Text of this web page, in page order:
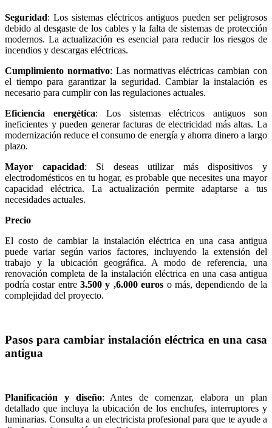
Seguridad: Los sistemas eléctricos antiguos pueden ser peligrosos
debido al desgaste de los cables y la falta de sistemas de protección
modernos. La actualización es esencial para reducir los riesgos de
incendios y descargas eléctricas.
Cumplimiento normativo: Las normativas eléctricas cambian con
el tiempo para garantizar la seguridad. Cambiar la instalación es
necesario para cumplir con las regulaciones actuales.
Eficiencia energética: Los sistemas eléctricos antiguos son
ineficientes y pueden generar facturas de electricidad más altas. La
modernización reduce el consumo de energía y ahorra dinero a largo
plazo.
Mayor capacidad: Si deseas utilizar más dispositivos y
electrodomésticos en tu hogar, es probable que necesites una mayor
capacidad eléctrica. La actualización permite adaptarse a tus
necesidades actuales.
Precio
El costo de cambiar la instalación eléctrica en una casa antigua
puede variar según varios factores, incluyendo la extensión del
trabajo y la ubicación geográfica. A modo de referencia, una
renovación completa de la instalación eléctrica en una casa antigua
podría costar entre3.500 y ,6.000 euros o más, dependiendo de la
complejidad del proyecto.
Pasos para cambiar instalación eléctrica en una casa
antigua
Planificación y diseño: Antes de comenzar, elabora un plan
detallado que incluya la ubicación de los enchufes, interruptores y
luminarias. Consulta a un electricista profesional para que te ayude a